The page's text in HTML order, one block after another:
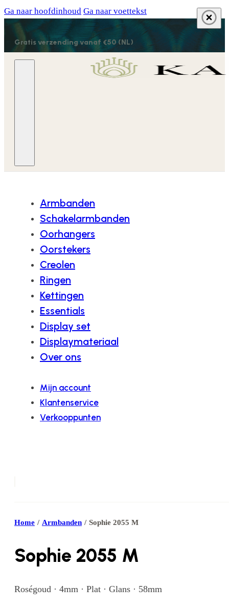
Ga naar hoofdinhoud Ga naar voettekst
Gratis verzending vanaf €50 (NL)
Armbanden
Schakelarmbanden
Oorhangers
Oorstekers
Creolen
Ringen
Kettingen
Essentials
Display set
Displaymateriaal
Over ons
Mijn account
Klantenservice
Verkooppunten
Home / Armbanden / Sophie 2055 M
Sophie 2055 M
Roségoud · 4mm · Plat · Glans · 58mm